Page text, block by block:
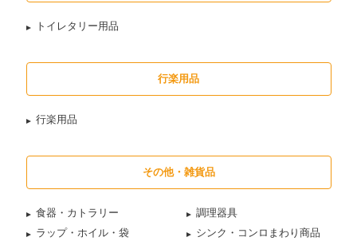
トイレタリー用品
行楽用品
行楽用品
その他・雑貨品
食器・カトラリー
調理器具
ラップ・ホイル・袋
シンク・コンロまわり商品